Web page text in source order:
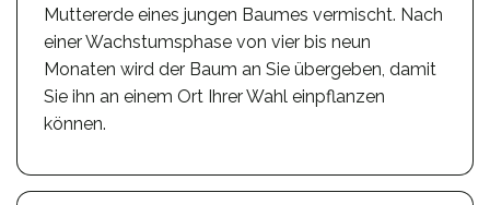
Muttererde eines jungen Baumes vermischt. Nach
einer Wachstumsphase von vier bis neun
Monaten wird der Baum an Sie übergeben, damit
Sie ihn an einem Ort Ihrer Wahl einpflanzen
können.